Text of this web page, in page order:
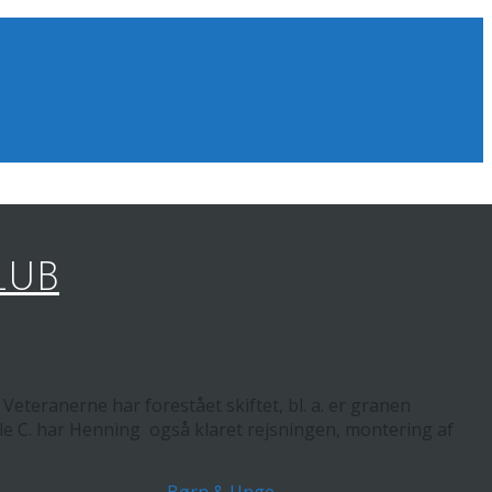
har forestået skiftet, bl. a. er granen
har Henning også klaret rejsningen, montering af